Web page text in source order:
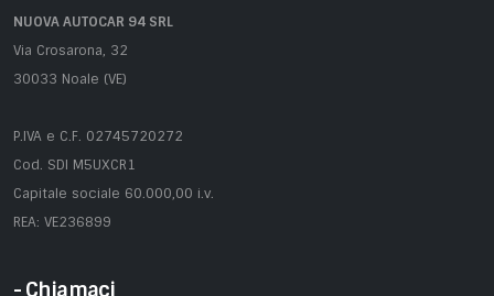
NUOVA AUTOCAR 94 SRL
Via Crosarona, 32
30033 Noale (VE)
P.IVA e C.F. 02745720272
Cod. SDI M5UXCR1
Capitale sociale 60.000,00 i.v.
REA: VE236899
- Chiamaci